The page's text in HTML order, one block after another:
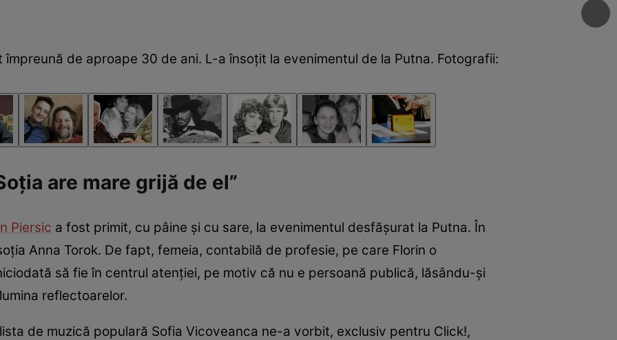
împreună de aproape 30 de ani. L-a însoțit la evenimentul de la Putna. Fotografii:
are mare grijă de el”
Piersic a fost primit, cu pâine și cu sare, la evenimentul desfășurat la Putna. În
Anna Torok. De fapt, femeia, contabilă de profesie, pe care Florin o
să fie în centrul atenției, pe motiv că nu e persoană publică, lăsându-și
reflectoarelor.
de muzică populară Sofia Vicoveanca ne-a vorbit, exclusiv pentru Click!,